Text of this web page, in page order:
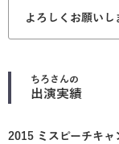
よろしくお願いし
ちろ さんの
出演実績
2015 ミスピーチキャ